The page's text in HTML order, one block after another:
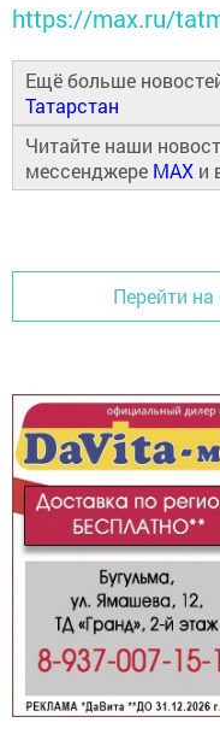
https://max.ru/
Ещё больше
Татарстан
Читайте наши
мессенджере MAX и
Перейти